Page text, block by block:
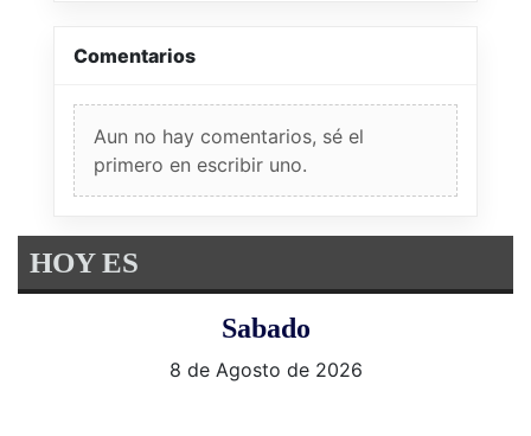
Comentarios
Aun no hay comentarios, sé el
primero en escribir uno.
HOY ES
Sabado
8 de Agosto de 2026